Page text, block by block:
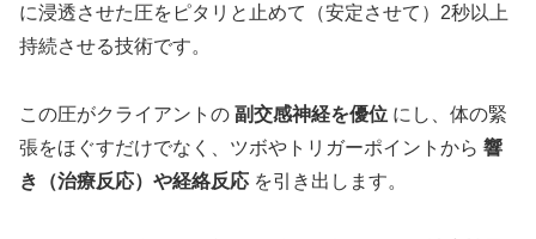
に浸透させた圧をピタリと止めて（安定させて）2秒以上
持続させる技術です。
この圧がクライアントの 副交感神経を優位 にし、体の緊
張をほぐすだけでなく、ツボやトリガーポイントから響
き（治療反応）や経絡反応 を引き出します。